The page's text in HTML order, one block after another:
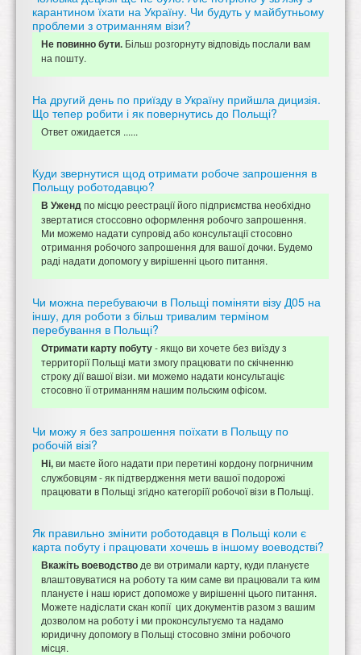
карантином їхати на Україну. Чи будуть у майбутньому
проблеми з отриманням візи?
Не повинно бути. Більш розгорнуту відповідь послали вам
на пошту.
На другий день по приїзду в Україну прийшла дицизія.
Що тепер робити і як повернутись до Польщі?
Ответ ожидается ......
Куди звернутися щод отримати робоче запрошення в
Польщу роботодавцю?
В Ужендпо місцю реестрації його підприємства необхідно
звертатися стоссовно оформлення робочго запрошення.
Ми можемо надати супровід або консультації стосовно
отримання робочого запрошення для вашої дочки. Будемо
раді надати допомогу у вирішенні цього питання.
Чи можна перебуваючи в Польщі поміняти візу Д05 на
іншу, для роботи з більш тривалим терміном
перебування в Польщі?
Отримати карту побуту- якщо ви хочете без виїзду з
территорії Польщі мати змогу працювати по скічненню
строку дії вашої візи. ми можемо надати консультаціє
стосовно її отриманням нашим польским офісом.
Чи можу я без запрошення поїхати в Польщу по
робочій візі?
Ні,ви маєте його надати при перетині кордону погрничним
службовцям - як підтвердження мети вашої подорожі
працювати в Польщі згідно категоріїї робочої візи в Польщі.
Як правильно змінити роботодавця в Польщі коли є
карта побуту і працювати хочешь в іншому воеводстві?
Вкажіть воеводство де ви отримали карту, куди плануєте
влаштовуватися на роботу та ким саме ви працювали та ким
плануєте і наш юрист допоможе у вирішенні цього питання.
Можете надіслати скан копії цих документів разом з вашим
дозволом на роботу і ми проконсультуємо та надамо
юридичну допомогу в Польщі стосовно зміни робочого
місця.